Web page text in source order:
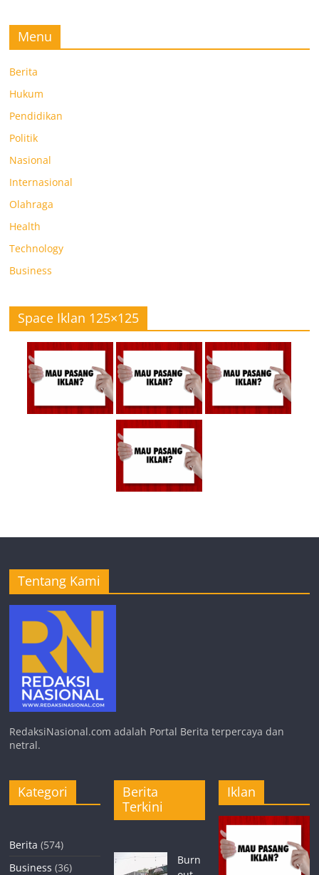
Menu
Berita
Hukum
Pendidikan
Politik
Nasional
Internasional
Olahraga
Health
Technology
Business
Space Iklan 125×125
Tentang Kami
RedaksiNasional.com adalah Portal Berita terpercaya dan
netral.
Kategori
Berita (574)
Business (36)
Berita
Terkini
Burn
Iklan